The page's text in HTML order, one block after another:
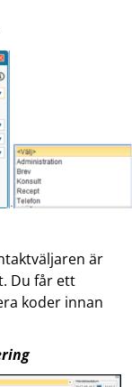
är
Du får ett
koder innan